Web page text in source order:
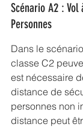
Scénario A2 :
Personnes
Dans le
classe C2
est nécessaire
distance de
personnes non
distance peut